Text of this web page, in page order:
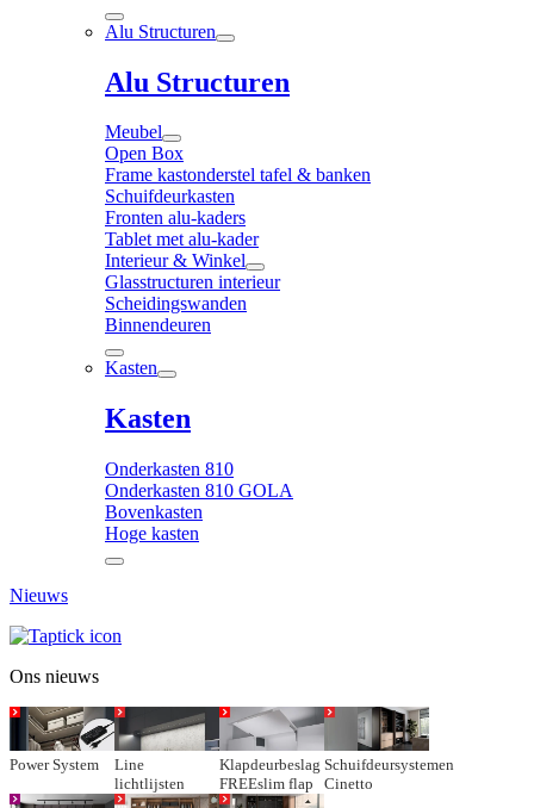
Alu Structuren
Alu Structuren
Meubel
Open Box
Frame kastonderstel tafel & banken
Schuifdeurkasten
Fronten alu-kaders
Tablet met alu-kader
Interieur & Winkel
Glasstructuren interieur
Scheidingswanden
Binnendeuren
Kasten
Kasten
Onderkasten 810
Onderkasten 810 GOLA
Bovenkasten
Hoge kasten
Nieuws
Ons nieuws
Power System
Line
lichtlijsten
Klapdeurbeslag
FREEslim flap
Schuifdeursystemen
Cinetto